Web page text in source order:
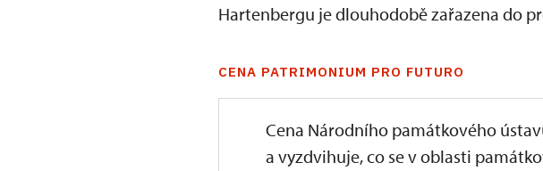
Hartenbergu je dlouhodobě zařazena do
CENA PATRIMONIUM PRO FUTURO
Cena Národního památkového
a vyzdvihuje, co se v oblasti